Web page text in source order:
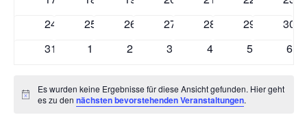
0
24
0
25
0
26
0
27
0
28
0
29
0
30
0
31
0
1
0
2
0
3
0
4
0
5
0
6
Hinweis
Es wurden keine Ergebnisse für diese Ansicht gefunden. Hier geht
es zu dennächsten bevorstehenden Veranstaltungen.